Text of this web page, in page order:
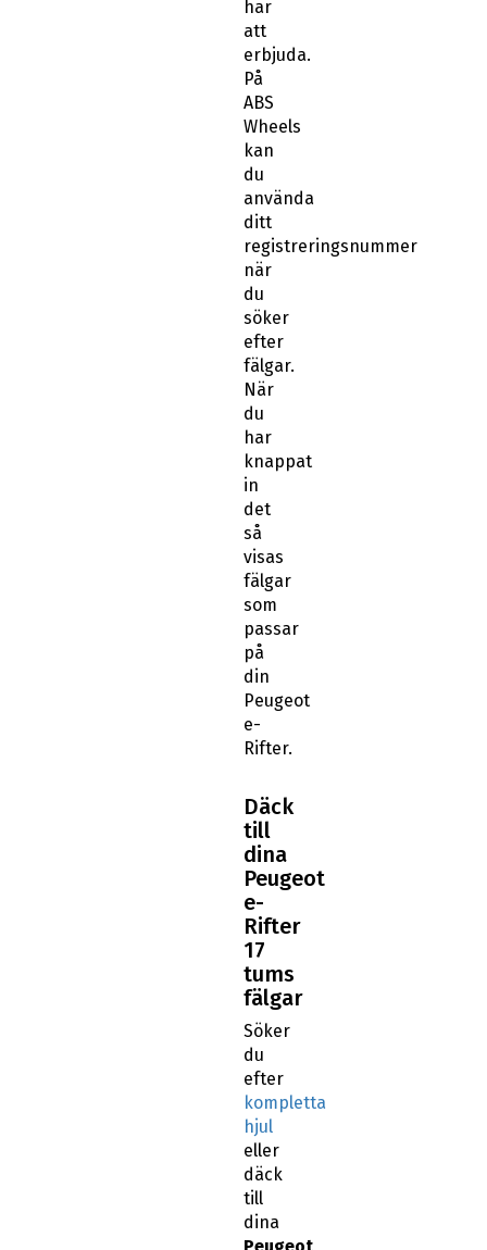
har
att
erbjuda.
På
ABS
Wheels
kan
du
använda
ditt
registreringsnummer
när
du
söker
efter
fälgar.
När
du
har
knappat
in
det
så
visas
fälgar
som
passar
på
din
Peugeot
e-
Rifter.
Däck
till
dina
Peugeot
e-
Rifter
17
tums
fälgar
Söker
du
efter
kompletta
hjul
eller
däck
till
dina